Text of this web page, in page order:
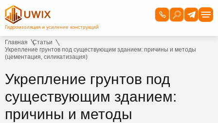
Главная
Статьи
Укрепление грунтов под существующим зданием: причины и методы
(цементация, силикатизация)
Укрепление грунтов под
существующим зданием:
причины и методы